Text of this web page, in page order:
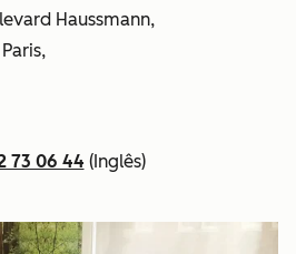
Haussmann,
73 06 44 (Inglês)